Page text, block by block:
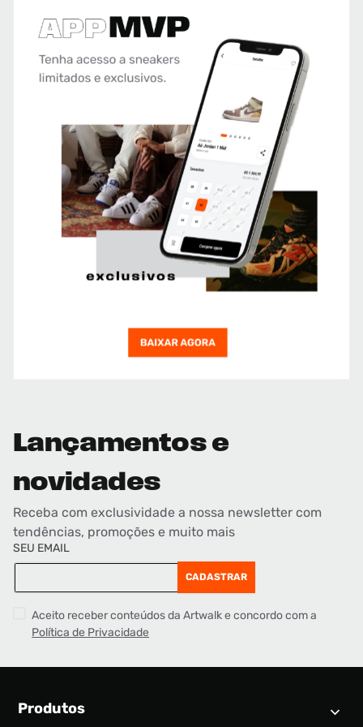
Lançamentos e
novidades
Receba com exclusividade a nossa newsletter com
tendências, promoções e muito mais
SEU EMAIL
CADASTRAR
Aceito receber conteúdos da Artwalk e concordo com a
Política de Privacidade
Produtos